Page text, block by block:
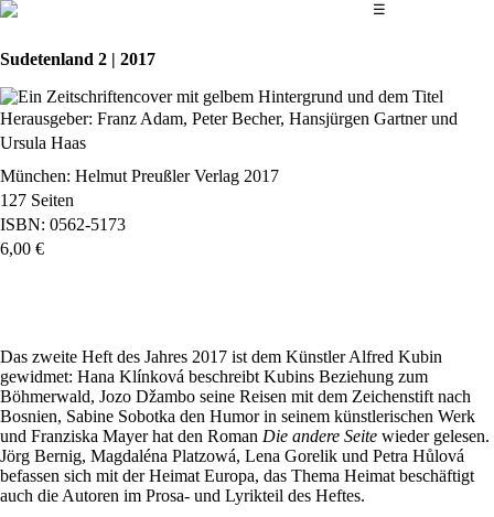
Das
☰
Sudetenland 2 | 2017
Herausgeber: Franz Adam, Peter Becher, Hansjürgen Gartner und
Ursula Haas
München: Helmut Preußler Verlag 2017
127 Seiten
ISBN: 0562-5173
6,00 €
Das zweite Heft des Jahres 2017 ist dem Künstler Alfred Kubin
gewidmet: Hana Klínková beschreibt Kubins Beziehung zum
Böhmerwald, Jozo Džambo seine Reisen mit dem Zeichenstift nach
Bosnien, Sabine Sobotka den Humor in seinem künstlerischen Werk
und Franziska Mayer hat den Roman Die andere Seite wieder gelesen.
Jörg Bernig, Magdaléna Platzowá, Lena Gorelik und Petra Hůlová
befassen sich mit der Heimat Europa, das Thema Heimat beschäftigt
auch die Autoren im Prosa- und Lyrikteil des Heftes.